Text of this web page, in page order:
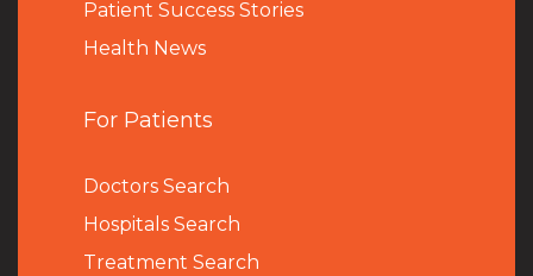
Patient Success Stories
Health News
For Patients
Doctors Search
Hospitals Search
Treatment Search